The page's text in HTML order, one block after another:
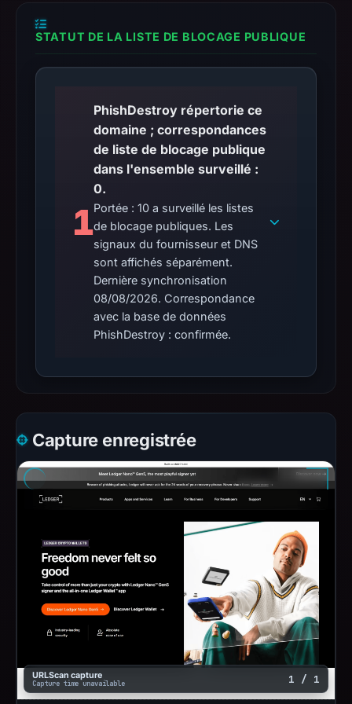
STATUT DE LA LISTE DE BLOCAGE PUBLIQUE
1
PhishDestroy répertorie ce
domaine ; correspondances
de liste de blocage publique
dans l'ensemble surveillé :
0.
Portée : 10 a surveillé les listes
de blocage publiques. Les
signaux du fournisseur et DNS
sont affichés séparément.
Dernière synchronisation
08/08/2026. Correspondance
avec la base de données
PhishDestroy : confirmée.
Capture enregistrée
URLScan capture
Capture time unavailable 1 / 1